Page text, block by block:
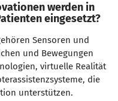
werden in
eingesetzt?
Sensoren und
und Bewegungen
virtuelle Realität
die
unterstützen.